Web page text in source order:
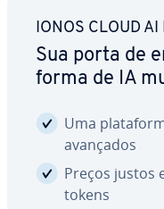
IONOS CLOUD
Sua porta de
forma de IA
Uma
avançados
Preços justos
tokens